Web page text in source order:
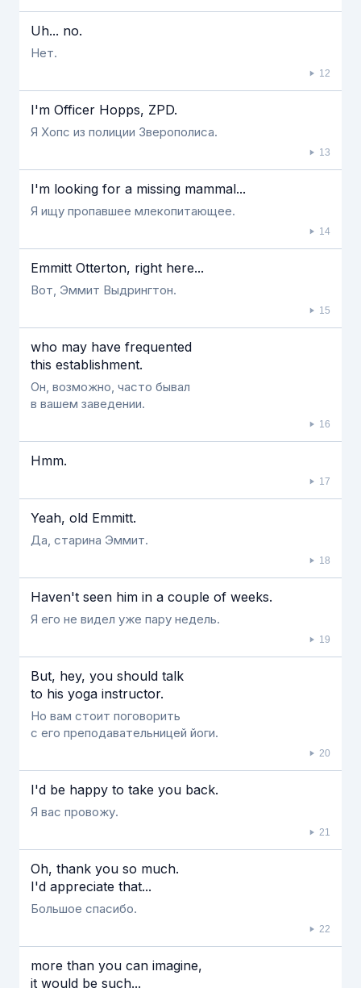
Uh... no.
Нет.
12
I'm Officer Hopps, ZPD.
Я Хопс из полиции Зверополиса.
13
I'm looking for a missing mammal...
Я ищу пропавшее млекопитающее.
14
Emmitt Otterton, right here...
Вот, Эммит Выдрингтон.
15
who may have frequented
this establishment.
Он, возможно, часто бывал
в вашем заведении.
16
Hmm.
17
Yeah, old Emmitt.
Да, старина Эммит.
18
Haven't seen him in a couple of weeks.
Я его не видел уже пару недель.
19
But, hey, you should talk
to his yoga instructor.
Но вам стоит поговорить
с его преподавательницей йоги.
20
I'd be happy to take you back.
Я вас провожу.
21
Oh, thank you so much.
I'd appreciate that...
Большое спасибо.
22
more than you can imagine,
it would be such...